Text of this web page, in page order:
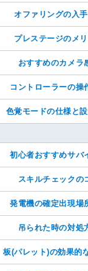
オファリングの入
プレステージのメ
おすすめのカメラ
コントローラーの操
色覚モードの仕様と
初心者おすすめサバ
スキルチェックの
発電機の確定出現場
吊られた時の対処
板(パレット)の効果的